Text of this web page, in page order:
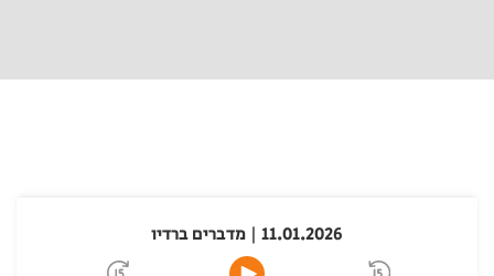
11.01.2026 | מדברים ברדיו